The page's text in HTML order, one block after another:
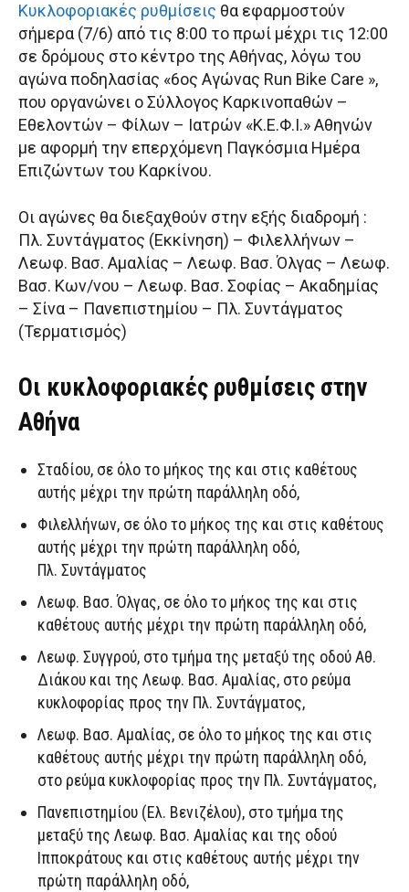
Κυκλοφοριακές ρυθμίσεις θα εφαρμοστούν
σήμερα (7/6) από τις 8:00 το πρωί μέχρι τις 12:00
σε δρόμους στο κέντρο της Αθήνας, λόγω του
αγώνα ποδηλασίας «6ος Αγώνας Run Bike Care »,
που οργανώνει ο Σύλλογος Καρκινοπαθών –
Εθελοντών – Φίλων – Ιατρών «Κ.Ε.Φ.Ι.» Αθηνών
με αφορμή την επερχόμενη Παγκόσμια Ημέρα
Επιζώντων του Καρκίνου.
Οι αγώνες θα διεξαχθούν στην εξής διαδρομή :
Πλ. Συντάγματος (Εκκίνηση) – Φιλελλήνων –
Λεωφ. Βασ. Αμαλίας – Λεωφ. Βασ. Όλγας – Λεωφ.
Βασ. Κων/νου – Λεωφ. Βασ. Σοφίας – Ακαδημίας
– Σίνα – Πανεπιστημίου – Πλ. Συντάγματος
(Τερματισμός)
Οι κυκλοφοριακές ρυθμίσεις στην
Αθήνα
Σταδίου, σε όλο το μήκος της και στις καθέτους
αυτής μέχρι την πρώτη παράλληλη οδό,
Φιλελλήνων, σε όλο το μήκος της και στις καθέτους
αυτής μέχρι την πρώτη παράλληλη οδό,
Πλ. Συντάγματος
Λεωφ. Βασ. Όλγας, σε όλο το μήκος της και στις
καθέτους αυτής μέχρι την πρώτη παράλληλη οδό,
Λεωφ. Συγγρού, στο τμήμα της μεταξύ της οδού Αθ.
Διάκου και της Λεωφ. Βασ. Αμαλίας, στο ρεύμα
κυκλοφορίας προς την Πλ. Συντάγματος,
Λεωφ. Βασ. Αμαλίας, σε όλο το μήκος της και στις
καθέτους αυτής μέχρι την πρώτη παράλληλη οδό,
στο ρεύμα κυκλοφορίας προς την Πλ. Συντάγματος,
Πανεπιστημίου (Ελ. Βενιζέλου), στο τμήμα της
μεταξύ της Λεωφ. Βασ. Αμαλίας και της οδού
Ιπποκράτους και στις καθέτους αυτής μέχρι την
πρώτη παράλληλη οδό,